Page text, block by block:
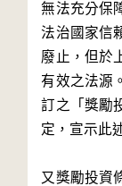
無法充分保
法治國家信
廢止，但於
有效之法源
訂之「獎勵
定，宣示此
又獎勵投資